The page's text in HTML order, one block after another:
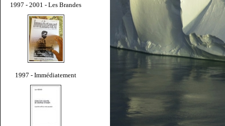
1997 - 2001 - Les Brandes
1997 - Immédiatement